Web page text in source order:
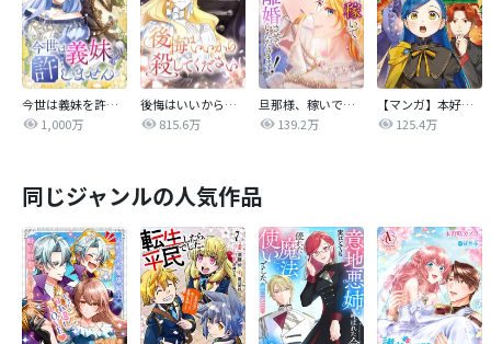
今世は義妹を許しません
1,000万
後悔はいいから殺してください
815.6万
旦那様、稼いで離婚させていただきます！
139.2万
【マンガ】本好きの下剋上 第四部
125.4万
同じジャンルの人気作品